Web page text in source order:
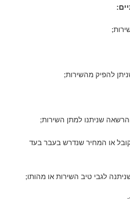
או המחיר שנדרש בעבר בעד